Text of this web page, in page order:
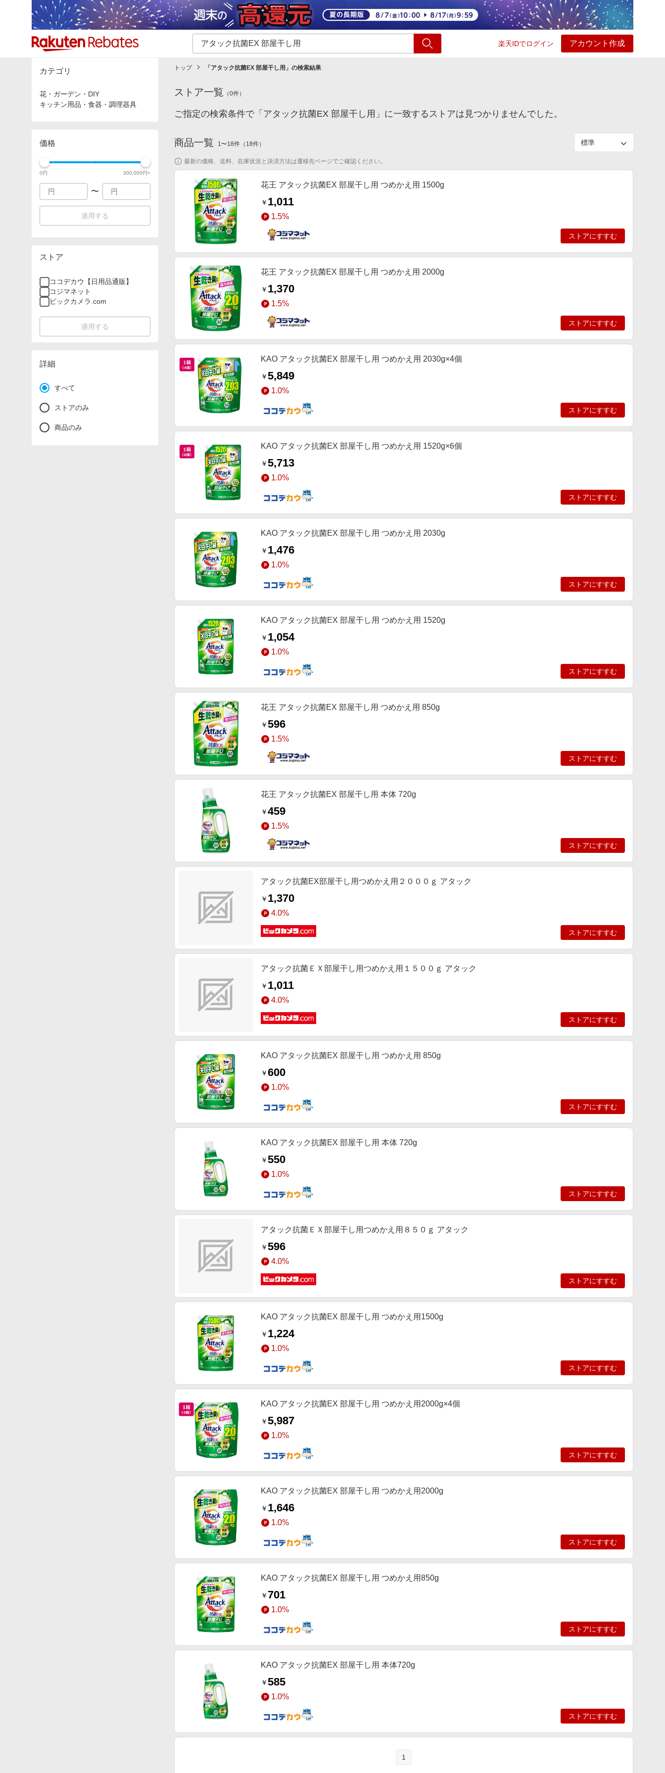
楽天IDでログイン アカウント作成
カテゴリー一覧 イベント一覧 ショッピング
カテゴリ
花・ガーデン・DIY
キッチン用品・食器・調理器具
価格
0円 300,000円+
〜
適用する
ストア
ココデカウ【日用品通販】
コジマネット
ビックカメラ.com
適用する
詳細
すべて
ストアのみ
商品のみ
トップ 「 アタック抗菌EX 部屋干し用 」の検索結果
ストア一覧 （0件）
ご指定の検索条件で「アタック抗菌EX 部屋干し用」に一致するストアは見つかりませんでした。
商品一覧 1〜18件 （ 18件）
最新の価格、送料、在庫状況と決済方法は遷移先ページでご確認ください。
花王 アタック抗菌EX 部屋干し用 つめかえ用 1500g
￥ 1,011
1.5%
ストアにすすむ
花王 アタック抗菌EX 部屋干し用 つめかえ用 2000g
￥ 1,370
1.5%
ストアにすすむ
KAO アタック抗菌EX 部屋干し用 つめかえ用 2030g×4個
￥5,849
1.0%
ストアにすすむ
KAO アタック抗菌EX 部屋干し用 つめかえ用 1520g×6個
￥5,713
1.0%
ストアにすすむ
KAO アタック抗菌EX 部屋干し用 つめかえ用 2030g
￥ 1,476
1.0%
ストアにすすむ
KAO アタック抗菌EX 部屋干し用 つめかえ用 1520g
￥ 1,054
1.0%
ストアにすすむ
花王 アタック抗菌EX 部屋干し用 つめかえ用 850g
￥596
1.5%
ストアにすすむ
花王 アタック抗菌EX 部屋干し用 本体 720g
￥459
1.5%
ストアにすすむ
アタック抗菌EX部屋干し用つめかえ用２０００ｇ アタック
￥ 1,370
4.0%
ストアにすすむ
アタック抗菌ＥＸ部屋干し用つめかえ用１５００ｇ アタック
￥ 1,011
4.0%
ストアにすすむ
KAO アタック抗菌EX 部屋干し用 つめかえ用 850g
￥600
1.0%
ストアにすすむ
KAO アタック抗菌EX 部屋干し用 本体 720g
￥550
1.0%
ストアにすすむ
アタック抗菌ＥＸ部屋干し用つめかえ用８５０ｇ アタック
￥596
4.0%
ストアにすすむ
KAO アタック抗菌EX 部屋干し用 つめかえ用1500g
￥ 1,224
1.0%
ストアにすすむ
KAO アタック抗菌EX 部屋干し用 つめかえ用2000g×4個
￥5,987
1.0%
ストアにすすむ
KAO アタック抗菌EX 部屋干し用 つめかえ用2000g
￥ 1,646
1.0%
ストアにすすむ
KAO アタック抗菌EX 部屋干し用 つめかえ用850g
￥ 701
1.0%
ストアにすすむ
KAO アタック抗菌EX 部屋干し用 本体720g
￥585
1.0%
ストアにすすむ
1